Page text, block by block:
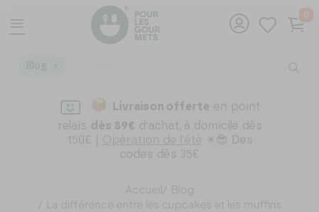
menu
0
Livraison offerte en point
relais dès 89€ d'achat, à domicile dès
150€ |
☀😎 Des
codes dès 35€
Accueil
Blog
La différence entre les cupcakes et les muffins